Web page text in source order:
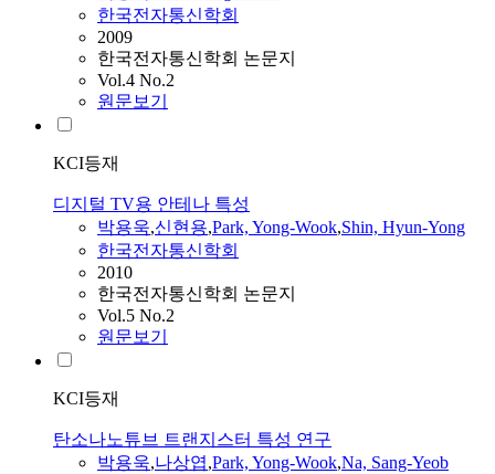
한국전자통신학회
2009
한국전자통신학회 논문지
Vol.4 No.2
원문보기
KCI등재
디지털 TV용 안테나 특성
박용욱,신현용,Park, Yong-Wook,Shin, Hyun-Yong
한국전자통신학회
2010
한국전자통신학회 논문지
Vol.5 No.2
원문보기
KCI등재
탄소나노튜브 트랜지스터 특성 연구
박용욱,나상엽,Park, Yong-Wook,Na, Sang-Yeob